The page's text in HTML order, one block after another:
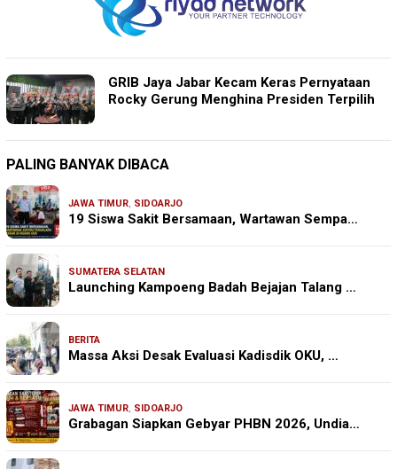
GRIB Jaya Jabar Kecam Keras Pernyataan
Rocky Gerung Menghina Presiden Terpilih
PALING BANYAK DIBACA
JAWA TIMUR, SIDOARJO
19 Siswa Sakit Bersamaan, Wartawan Sempa…
SUMATERA SELATAN
Launching Kampoeng Badah Bejajan Talang …
BERITA
Massa Aksi Desak Evaluasi Kadisdik OKU, …
JAWA TIMUR, SIDOARJO
Grabagan Siapkan Gebyar PHBN 2026, Undia…